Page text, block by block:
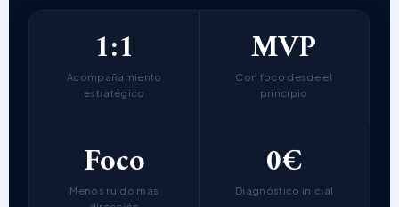
1:1
Acompañamiento
estratégico
MVP
Con foco desde el
principio
Foco
Menos ruido más
0€
Diagnóstico inicial